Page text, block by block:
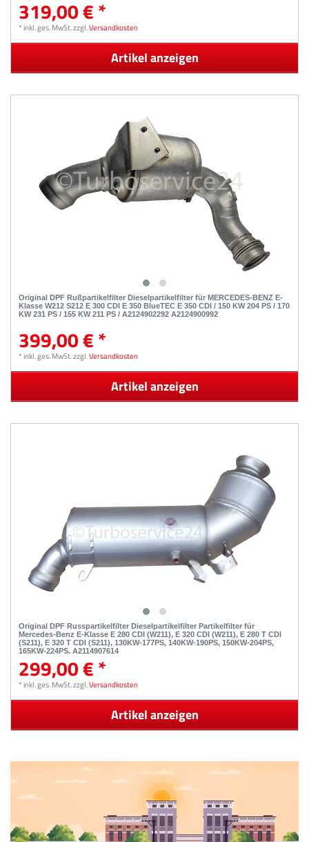
319,00 € *
*inkl. ges. MwSt.zzgl.Versandkosten
Artikel anzeigen
Original DPF Rußpartikelfilter Dieselpartikelfilter für MERCEDES-BENZ E-
Klasse W212 S212 E 300 CDI E 350 BlueTEC E 350 CDI / 150 KW 204 PS / 170
KW 231 PS / 155 KW 211 PS / A2124902292 A2124900992
399,00 € *
*inkl. ges. MwSt.zzgl.Versandkosten
Artikel anzeigen
Original DPF Russpartikelfilter Dieselpartikelfilter Partikelfilter für
Mercedes-Benz E-Klasse E 280 CDI (W211), E 320 CDI (W211), E 280 T CDI
(S211), E 320 T CDI (S211), 130KW-177PS, 140KW-190PS, 150KW-204PS,
165KW-224PS, A2114907614
299,00 € *
*inkl. ges. MwSt.zzgl.Versandkosten
Artikel anzeigen